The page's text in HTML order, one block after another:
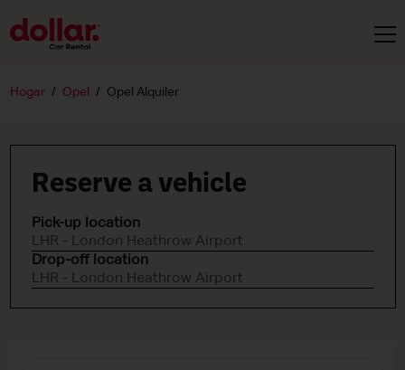
Hogar Opel Opel Alquiler
Reserve a vehicle
Pick-up location
LHR - London Heathrow Airport
Drop-off location
LHR - London Heathrow Airport